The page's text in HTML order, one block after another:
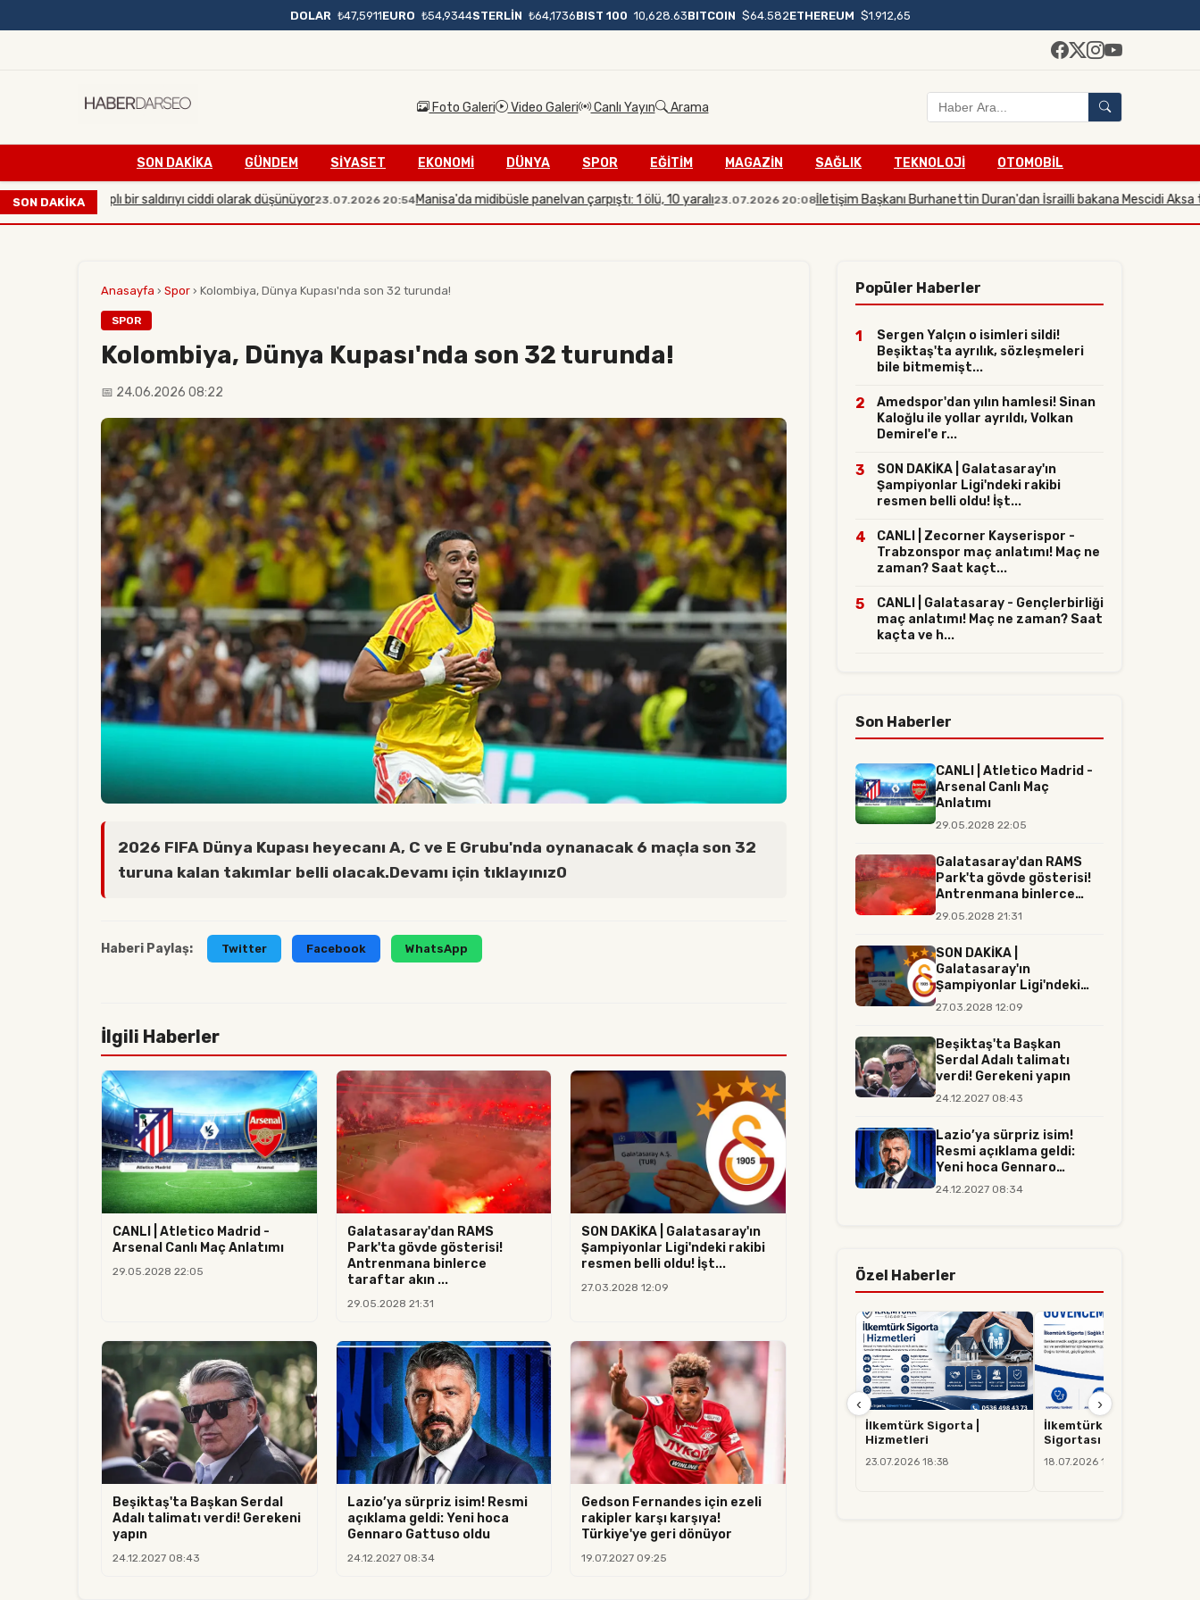
DOLAR ₺47,5911EURO ₺54,9344STERLİN ₺64,1736BIST 100 10,628.63BITCOIN $64.582ETHEREUM $1.912,65
Foto Galeri Video Galeri Canlı Yayın Arama
SON DAKIKA GÜNDEM SİYASET EKONOMİ DÜNYA SPOR EĞİTİM MAGAZİN SAĞLIK TEKNOLOJİ OTOMOBİL
SON DAKİKA
büyük çaplı bir saldırıyı ciddi olarak düşünüyor23.07.2026 20:54Manisa'da midibüsle panelvan çarpıştı: 1 ölü, 10 yaralı23.07.2026 20:08İletişim Başkanı Burhanettin Duran'dan İsrailli bakana Mescidi Aksa tepkisi
Anasayfa › Spor › Kolombiya, Dünya Kupası'nda son 32 turunda!
SPOR
Kolombiya, Dünya Kupası'nda son 32 turunda!
📅 24.06.2026 08:22
2026 FIFA Dünya Kupası heyecanı A, C ve E Grubu'nda oynanacak 6 maçla son 32
turuna kalan takımlar belli olacak.Devamı için tıklayınız0
Haberi Paylaş: Twitter Facebook WhatsApp
İlgili Haberler
CANLI | Atletico Madrid -
Arsenal Canlı Maç Anlatımı
29.05.2028 22:05
Galatasaray'dan RAMS
Park'ta gövde gösterisi!
Antrenmana binlerce
taraftar akın ...
29.05.2028 21:31
SON DAKİKA | Galatasaray'ın
Şampiyonlar Ligi'ndeki rakibi
resmen belli oldu! İşt...
27.03.2028 12:09
Beşiktaş'ta Başkan Serdal
Adalı talimatı verdi! Gerekeni
yapın
24.12.2027 08:43
Lazio’ya sürpriz isim! Resmi
açıklama geldi: Yeni hoca
Gennaro Gattuso oldu
24.12.2027 08:34
Gedson Fernandes için ezeli
rakipler karşı karşıya!
Türkiye'ye geri dönüyor
19.07.2027 09:25
Popüler Haberler
1
Sergen Yalçın o isimleri sildi!
Beşiktaş'ta ayrılık, sözleşmeleri
bile bitmemişt...
2
Amedspor'dan yılın hamlesi! Sinan
Kaloğlu ile yollar ayrıldı, Volkan
Demirel'e r...
3
SON DAKİKA | Galatasaray'ın
Şampiyonlar Ligi'ndeki rakibi
resmen belli oldu! İşt...
4
CANLI | Zecorner Kayserispor -
Trabzonspor maç anlatımı! Maç ne
zaman? Saat kaçt...
5
CANLI | Galatasaray - Gençlerbirliği
maç anlatımı! Maç ne zaman? Saat
kaçta ve h...
Son Haberler
CANLI | Atletico Madrid -
Arsenal Canlı Maç
Anlatımı
29.05.2028 22:05
Galatasaray'dan RAMS
Park'ta gövde gösterisi!
Antrenmana binlerce
tara...
29.05.2028 21:31
SON DAKİKA |
Galatasaray'ın
Şampiyonlar Ligi'ndeki
rakibi resmen belli...
27.03.2028 12:09
Beşiktaş'ta Başkan
Serdal Adalı talimatı
verdi! Gerekeni yapın
24.12.2027 08:43
Lazio’ya sürpriz isim!
Resmi açıklama geldi:
Yeni hoca Gennaro
Gattuso...
24.12.2027 08:34
Özel Haberler
İlkemtürk Sigorta |
Hizmetleri
23.07.2026 18:38
İlkemtürk Sigorta | Sağlık
Sigortası
18.07.2026 14:37
‹ ›